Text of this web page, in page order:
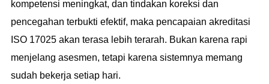
kompetensi meningkat, dan tindakan koreksi dan
pencegahan terbukti efektif, maka pencapaian akreditasi
ISO 17025 akan terasa lebih terarah. Bukan karena rapi
menjelang asesmen, tetapi karena sistemnya memang
sudah bekerja setiap hari.